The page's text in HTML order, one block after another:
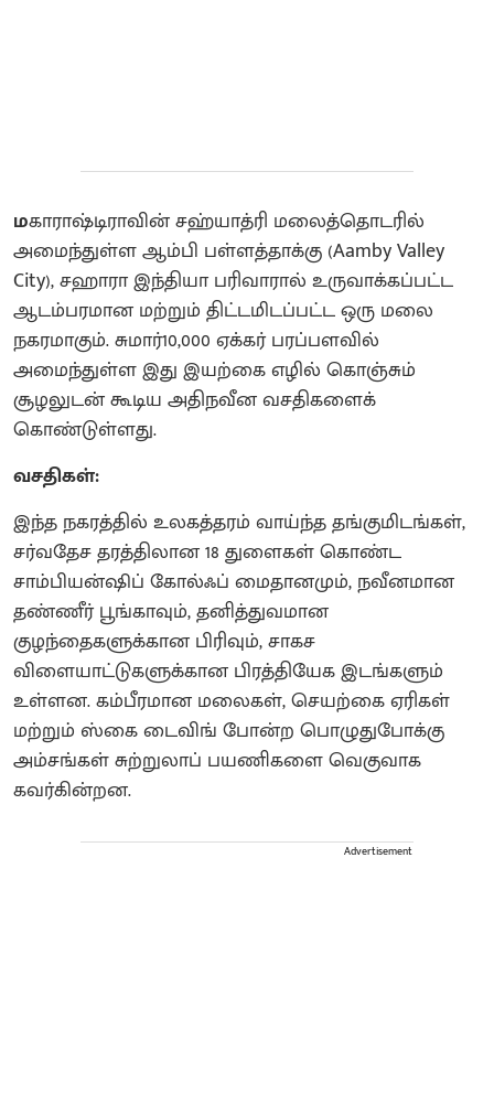
மகாராஷ்டிராவின் சஹ்யாத்ரி மலைத்தொடரில்
அமைந்துள்ள ஆம்பி பள்ளத்தாக்கு (Aamby Valley
City), சஹாரா இந்தியா பரிவாரால் உருவாக்கப்பட்ட
ஆடம்பரமான மற்றும் திட்டமிடப்பட்ட ஒரு மலை
நகரமாகும். சுமார்10,000 ஏக்கர் பரப்பளவில்
அமைந்துள்ள இது இயற்கை எழில் கொஞ்சும்
சூழலுடன் கூடிய அதிநவீன வசதிகளைக்
கொண்டுள்ளது.
வசதிகள்:
இந்த நகரத்தில் உலகத்தரம் வாய்ந்த தங்குமிடங்கள்,
சர்வதேச தரத்திலான 18 துளைகள் கொண்ட
சாம்பியன்ஷிப் கோல்ஃப் மைதானமும், நவீனமான
தண்ணீர் பூங்காவும், தனித்துவமான
குழந்தைகளுக்கான பிரிவும், சாகச
விளையாட்டுகளுக்கான பிரத்தியேக இடங்களும்
உள்ளன. கம்பீரமான மலைகள், செயற்கை ஏரிகள்
மற்றும் ஸ்கை டைவிங் போன்ற பொழுதுபோக்கு
அம்சங்கள் சுற்றுலாப் பயணிகளை வெகுவாக
கவர்கின்றன.
Advertisement